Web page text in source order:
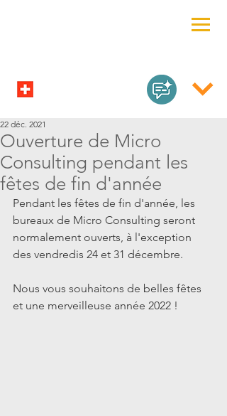
Ouverture de Micro
Consulting pendant les
fêtes de fin d'année
22 déc. 2021
Pendant les fêtes de fin d'année, les
bureaux de Micro Consulting seront
normalement ouverts, à l'exception
des vendredis 24 et 31 décembre.
Nous vous souhaitons de belles fêtes
et une merveilleuse année 2022 !